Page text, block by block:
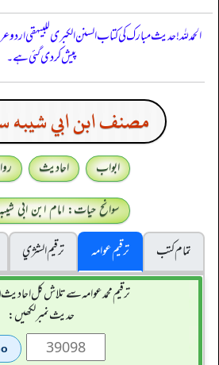
الحمدللہ! حدیث مبارک کی کتاب السنن الكبرى للبيهقي
پیش کر دی گئی ہے۔
مصنف ابن ابي شيبه
ابواب احادیث
سوانح حیات: امام ابن ابی
تمام کتب
ترقیم عوامہ ترقيم الشژي
ترقیم محمدعوامہ سے تلاش کل احادیث
حدیث نمبر لکھیں: